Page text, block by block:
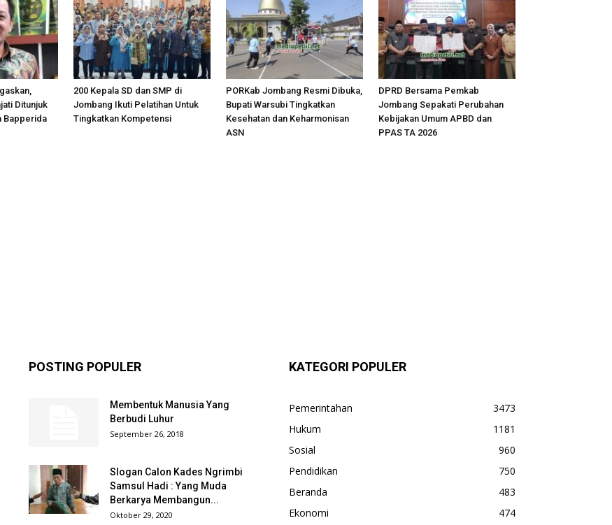
Ditunjuk
Bapperida
200 Kepala SD dan SMP di
Jombang Ikuti Pelatihan Untuk
Tingkatkan Kompetensi
PORKab Jombang Resmi Dibuka,
Bupati Warsubi Tingkatkan
Kesehatan dan Keharmonisan
ASN
DPRD Bersama Pemkab
Jombang Sepakati Perubahan
Kebijakan Umum APBD dan
PPAS TA 2026
POSTING POPULER
Membentuk Manusia Yang
Berbudi Luhur
September 26, 2018
Slogan Calon Kades Ngrimbi
Samsul Hadi : Yang Muda
Berkarya Membangun...
Oktober 29, 2020
KATEGORI POPULER
Pemerintahan
3473
Hukum
1181
Sosial
960
Pendidikan
750
Beranda
483
Ekonomi
474